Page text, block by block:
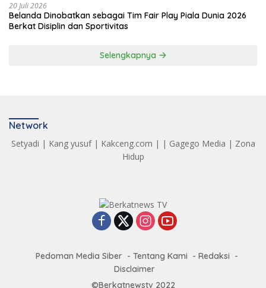
20 Juli 2026
Belanda Dinobatkan sebagai Tim Fair Play Piala Dunia 2026
Berkat Disiplin dan Sportivitas
Selengkapnya
Network
Setyadi | Kang yusuf| Kakceng.com | | Gagego Media | Zona
Hidup
Pedoman Media Siber Tentang Kami
Redaksi
Disclaimer
©Berkatnewstv 2022